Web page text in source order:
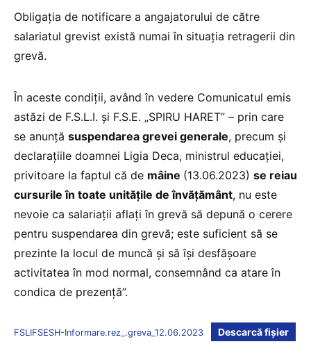
Obligația de notificare a angajatorului de către
salariatul grevist există numai în situația retragerii din
grevă.
În aceste condiții, având în vedere Comunicatul emis
astăzi de F.S.L.I. și F.S.E. „SPIRU HARET” – prin care
se anunță suspendarea grevei generale, precum și
declarațiile doamnei Ligia Deca, ministrul educației,
privitoare la faptul că de mâine (13.06.2023) se reiau
cursurile în toate unitățile de învățământ, nu este
nevoie ca salariații aflați în grevă să depună o cerere
pentru suspendarea din grevă; este suficient să se
prezinte la locul de muncă și să își desfășoare
activitatea în mod normal, consemnând ca atare în
condica de prezență”.
FSLIFSESH-Informare.rez_.greva_12.06.2023 Descarcă fișier